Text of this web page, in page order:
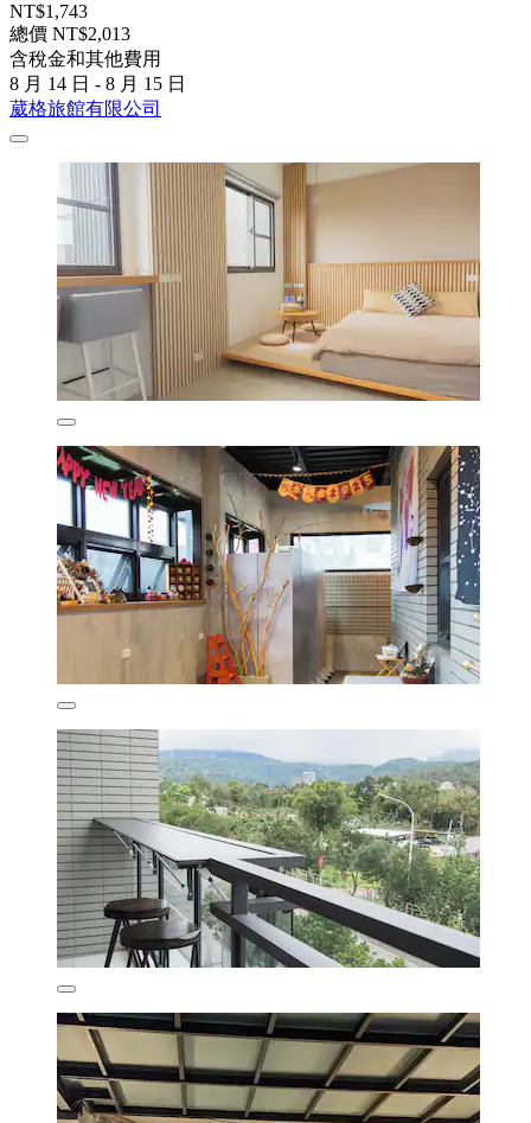
NT$1,743
總價 NT$2,013
含稅金和其他費用
8 月 14 日 - 8 月 15 日
葳格旅館有限公司